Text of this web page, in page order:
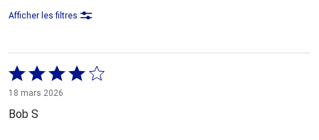
Afficher les filtres
Coté
4 sur
5
18 mars 2026
Bob S